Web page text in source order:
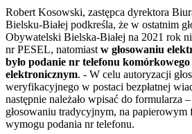
Robert Kosowski, zastępca dyrektora
Bielsku-Białej podkreśla, że w ostatnim
Obywatelski Bielska-Białej na 2021 rok
nr PESEL, natomiast w głosowaniu
było podanie nr telefonu
elektronicznym. - W celu autoryzacji
weryfikacyjnego w postaci bezpłatnej
następnie należało wpisać do formularza
głosowaniu tradycyjnym, na papierowym
wymogu podania nr telefonu.